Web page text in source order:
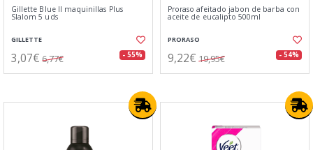
Gillette Blue II maquinillas Plus
Slalom 5 uds
GILLETTE
3,07€ 6,77€ - 55%
Proraso afeitado jabon de barba con
aceite de eucalipto 500ml
PRORASO
9,22€ 19,95€ - 54%